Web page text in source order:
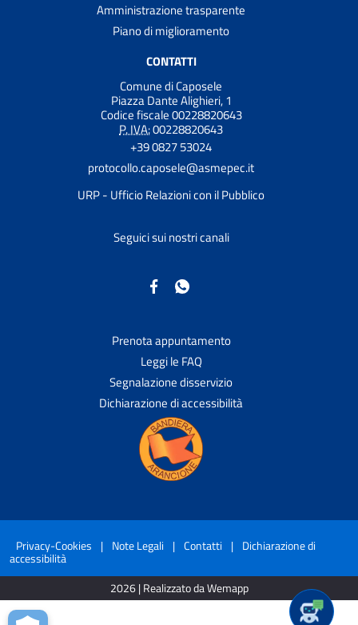
Amministrazione trasparente
Piano di miglioramento
CONTATTI
Comune di Caposele
Piazza Dante Alighieri, 1
Codice fiscale 00228820643
P. IVA:00228820643
+39 0827 53024
protocollo.caposele@asmepec.it
URP - Ufficio Relazioni con il Pubblico
Seguici sui nostri canali
Prenota appuntamento
Leggi le FAQ
Segnalazione disservizio
Dichiarazione di accessibilità
Privacy-Cookies | Note Legali | Contatti | Dichiarazione di
accessibilità
2026 | Realizzato da Wemapp